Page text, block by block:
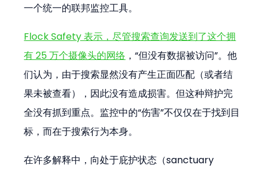
一个统一的联邦监控工具。
Flock Safety 表示，尽管搜索查询发送到了这个拥
有 25 万个摄像头的网络 ，“但没有数据被访问”。他
们认为，由于搜索显然没有产生正面匹配（或者结
果未被查看），因此没有造成损害。但这种辩护完
全没有抓到重点。监控中的“伤害”不仅仅在于找到目
标，而在于搜索行为本身。
在许多解释中，向处于庇护状态（sanctuary